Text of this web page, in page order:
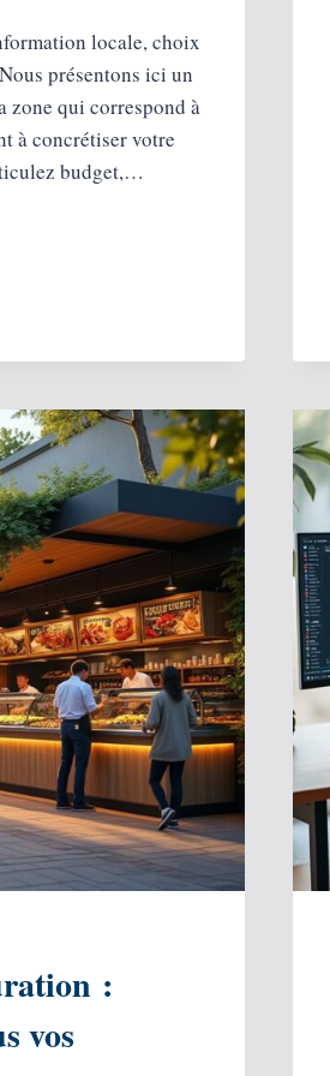
locale, choix
présentons ici un
zone qui correspond à
à concrétiser votre
budget,…
:
vos